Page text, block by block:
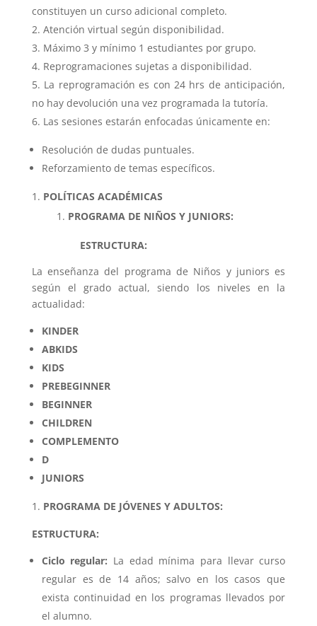
constituyen un curso adicional completo.
Atención virtual según disponibilidad.
Máximo 3 y mínimo 1 estudiantes por grupo.
Reprogramaciones sujetas a disponibilidad.
La reprogramación es con 24 hrs de anticipación,
no hay devolución una vez programada la tutoría.
Las sesiones estarán enfocadas únicamente en:
Resolución de dudas puntuales.
Reforzamiento de temas específicos.
POLÍTICAS ACADÉMICAS
PROGRAMA DE NIÑOS Y JUNIORS:
ESTRUCTURA:
La enseñanza del programa de Niños y juniors es
según el grado actual, siendo los niveles en la
actualidad:
KINDER
ABKIDS
KIDS
PREBEGINNER
BEGINNER
CHILDREN
COMPLEMENTO
D
JUNIORS
PROGRAMA DE JÓVENES Y ADULTOS:
ESTRUCTURA:
Ciclo regular: La edad mínima para llevar curso
regular es de 14 años; salvo en los casos que
exista continuidad en los programas llevados por
el alumno.